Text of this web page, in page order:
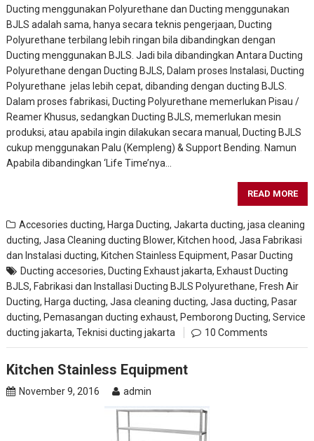
Ducting menggunakan Polyurethane dan Ducting menggunakan
BJLS adalah sama, hanya secara teknis pengerjaan, Ducting
Polyurethane terbilang lebih ringan bila dibandingkan dengan
Ducting menggunakan BJLS. Jadi bila dibandingkan Antara Ducting
Polyurethane dengan Ducting BJLS, Dalam proses Instalasi, Ducting
Polyurethane jelas lebih cepat, dibanding dengan ducting BJLS.
Dalam proses fabrikasi, Ducting Polyurethane memerlukan Pisau /
Reamer Khusus, sedangkan Ducting BJLS, memerlukan mesin
produksi, atau apabila ingin dilakukan secara manual, Ducting BJLS
cukup menggunakan Palu (Kempleng) & Support Bending. Namun
Apabila dibandingkan ‘Life Time’nya…
READ MORE
Accesories ducting,Harga Ducting,Jakarta ducting,jasa cleaning
ducting,Jasa Cleaning ducting Blower, Kitchen hood,Jasa Fabrikasi
dan Instalasi ducting,Kitchen Stainless Equipment,Pasar Ducting
Ducting accesories,Ducting Exhaust jakarta,Exhaust Ducting
BJLS,Fabrikasi dan Installasi Ducting BJLS Polyurethane,Fresh Air
Ducting,Harga ducting,Jasa cleaning ducting,Jasa ducting,Pasar
ducting,Pemasangan ducting exhaust,Pemborong Ducting,Service
ducting jakarta,Teknisi ducting jakarta 10 Comments
Kitchen Stainless Equipment
November 9, 2016 admin